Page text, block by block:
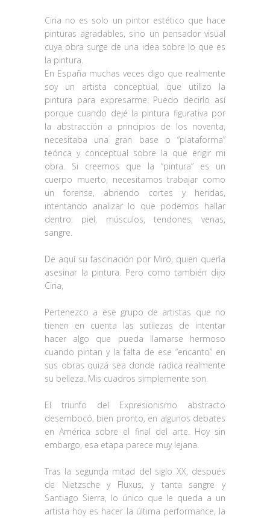
Ciria no es solo un pintor estético que hace
pinturas agradables, sino un pensador visual
cuya obra surge de una idea sobre lo que es
la pintura.
En España muchas veces digo que realmente
soy un artista conceptual, que utilizo la
pintura para expresarme. Puedo decirlo así
porque cuando dejé la pintura figurativa por
la abstracción a principios de los noventa,
necesitaba una gran base o “plataforma”
teórica y conceptual sobre la que erigir mi
obra. Si creemos que la “pintura” es un
cuerpo muerto, necesitamos trabajar como
un forense, abriendo cortes y heridas,
intentando analizar lo que podemos hallar
dentro: piel, músculos, tendones, venas,
sangre.
De aquí su fascinación por Miró, quien quería
asesinar la pintura. Pero como también dijo
Ciria,
Pertenezco a ese grupo de artistas que no
tienen en cuenta las sutilezas de intentar
hacer algo que pueda llamarse hermoso
cuando pintan y la falta de ese “encanto” en
sus obras quizá sea donde radica realmente
su belleza. Mis cuadros simplemente son.
El triunfo del Expresionismo abstracto
desembocó, bien pronto, en algunos debates
en América sobre el final del arte. Hoy sin
embargo, esa etapa parece muy lejana.
Tras la segunda mitad del siglo XX, después
de Nietzsche y Fluxus, y tanta sangre y
Santiago Sierra, lo único que le queda a un
artista hoy es hacer la última performance, la